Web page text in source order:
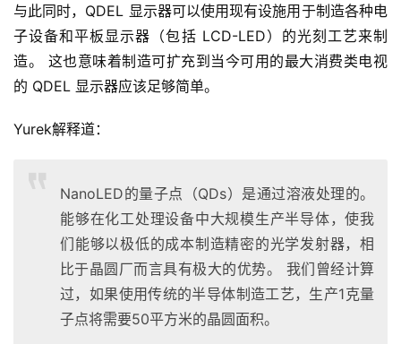
与此同时，QDEL 显示器可以使用现有设施用于制造各种电
子设备和平板显示器（包括 LCD-LED）的光刻工艺来制
造。 这也意味着制造可扩充到当今可用的最大消费类电视
的 QDEL 显示器应该足够简单。
Yurek解释道：
NanoLED的量子点（QDs）是通过溶液处理的。
能够在化工处理设备中大规模生产半导体，使我
们能够以极低的成本制造精密的光学发射器，相
比于晶圆厂而言具有极大的优势。 我们曾经计算
过，如果使用传统的半导体制造工艺，生产1克量
子点将需要50平方米的晶圆面积。